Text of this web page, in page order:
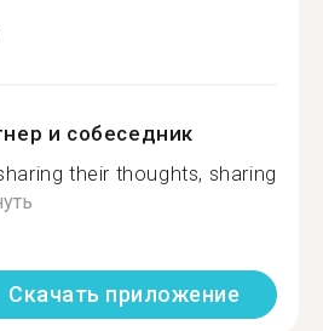
и собеседник
their thoughts, sharing
Скачать приложение